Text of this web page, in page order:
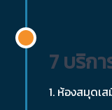
7 บริกา
1. ห้องสมุดเ